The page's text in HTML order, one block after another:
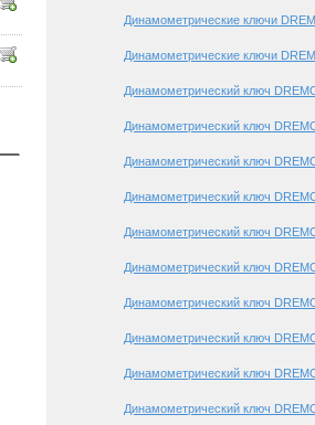
Динамометрические ключи
Динамометрические ключи
Динамометрический ключ
Динамометрический ключ
Динамометрический ключ
Динамометрический ключ
Динамометрический ключ
Динамометрический ключ
Динамометрический ключ
Динамометрический ключ
Динамометрический ключ
Динамометрический ключ